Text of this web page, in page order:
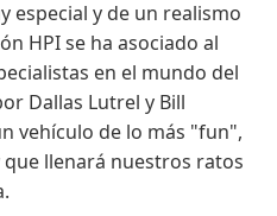
especial y de un realismo
HPI se ha asociado al
en el mundo del
Dallas Lutrel y Bill
vehículo de lo más "fun",
llenará nuestros ratos